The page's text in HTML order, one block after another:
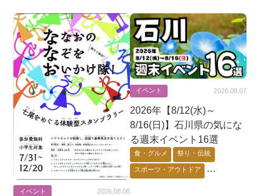
イベント 2026.08.08
イベント 2026.08.07
2026年【8/12(水)～
8/16(日)】石川県の気にな
る週末イベント16選
食・グルメ 祭り・伝統
スポーツ・アウトドア